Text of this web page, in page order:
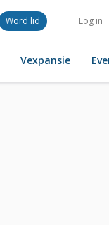
Word lid Log in
Vexpansie